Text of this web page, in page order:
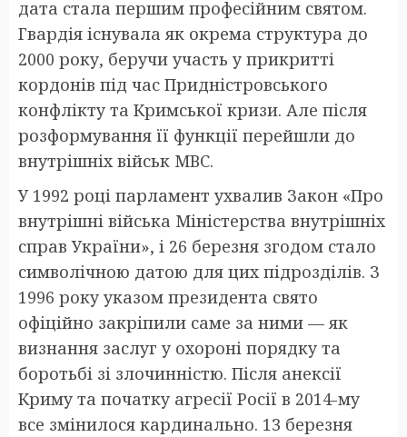
дата стала першим професійним святом.
Гвардія існувала як окрема структура до
2000 року, беручи участь у прикритті
кордонів під час Придністровського
конфлікту та Кримської кризи. Але після
розформування її функції перейшли до
внутрішніх військ МВС.
У 1992 році парламент ухвалив Закон «Про
внутрішні війська Міністерства внутрішніх
справ України», і 26 березня згодом стало
символічною датою для цих підрозділів. З
1996 року указом президента свято
офіційно закріпили саме за ними — як
визнання заслуг у охороні порядку та
боротьбі зі злочинністю. Після анексії
Криму та початку агресії Росії в 2014-му
все змінилося кардинально. 13 березня